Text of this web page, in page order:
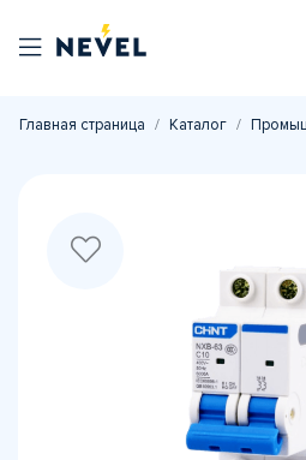
Главная страница Каталог